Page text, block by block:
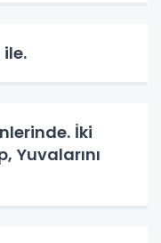
İki
Yuvalarını